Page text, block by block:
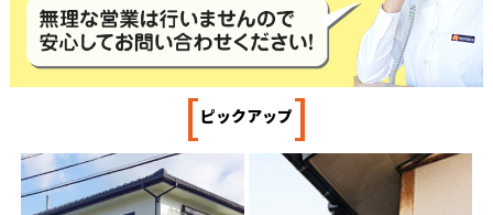
[ピックアップ]